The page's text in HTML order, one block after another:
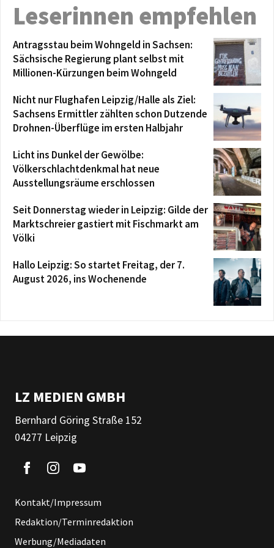
Leserinnen empfehlen
Antragsstau beim Wohngeld in Sachsen:
Sächsische Regierung plant selbst mit
Millionen-Kürzungen beim Wohngeld
Nicht nur Flughafen Leipzig/Halle als Ziel:
Sachsens Ermittler zählten schon Dutzende
Drohnen-Überflüge im ersten Halbjahr
Licht ins Dunkel der Gewölbe:
Völkerschlachtdenkmal hat neue
Ausstellungsräume erschlossen
Seit Donnerstag wieder in Leipzig: Gilde der
Marktschreier gastiert mit Fischmarkt am
Völki
Hallo Leipzig: So startet Freitag, der 7.
August 2026, ins Wochenende
LZ MEDIEN GMBH
Bernhard Göring Straße 152
04277 Leipzig
Kontakt/Impressum
Redaktion/Terminredaktion
Werbung/Mediadaten